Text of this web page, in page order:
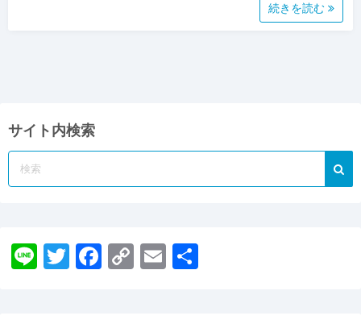
続きを読む
サイト内検索
Li
T
F
C
E